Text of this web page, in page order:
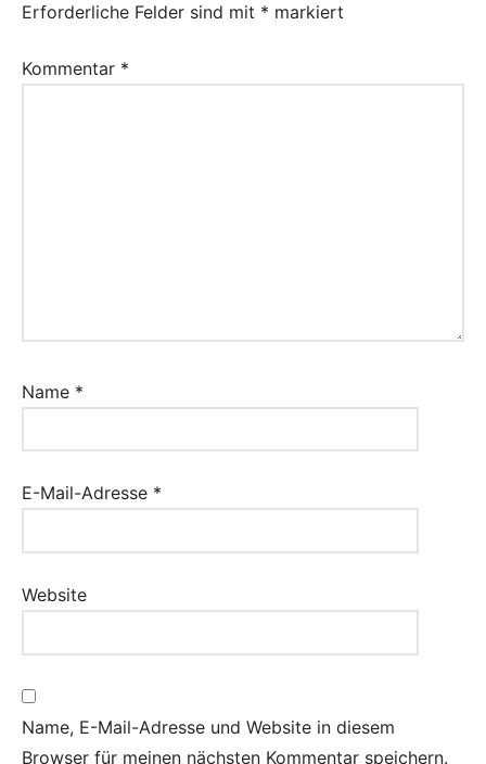
Erforderliche Felder sind mit * markiert
Kommentar *
Name *
E-Mail-Adresse *
Website
Name, E-Mail-Adresse und Website in diesem
Browser für meinen nächsten Kommentar speichern.